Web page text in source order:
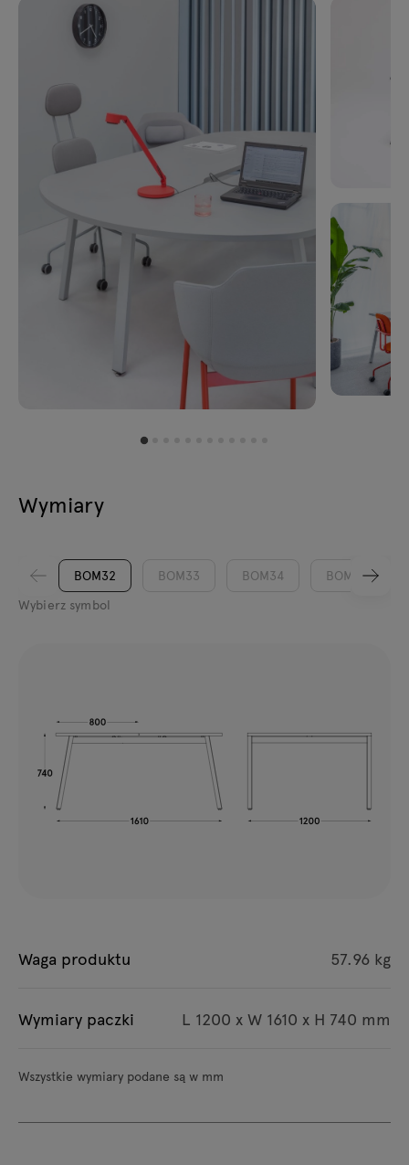
Wymiary
BOM32 BOM33 BOM34
BOM35
Wybierz symbol
Waga produktu 57.96 kg
Wymiary paczki L 1200 x W 1610 x H 740 mm
Wszystkie wymiary podane są w mm